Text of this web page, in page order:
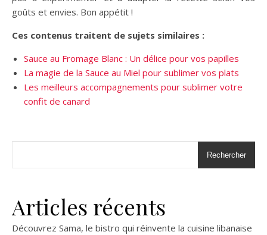
goûts et envies. Bon appétit !
Ces contenus traitent de sujets similaires :
Sauce au Fromage Blanc : Un délice pour vos papilles
La magie de la Sauce au Miel pour sublimer vos plats
Les meilleurs accompagnements pour sublimer votre
confit de canard
Rechercher
Articles récents
Découvrez Sama, le bistro qui réinvente la cuisine libanaise